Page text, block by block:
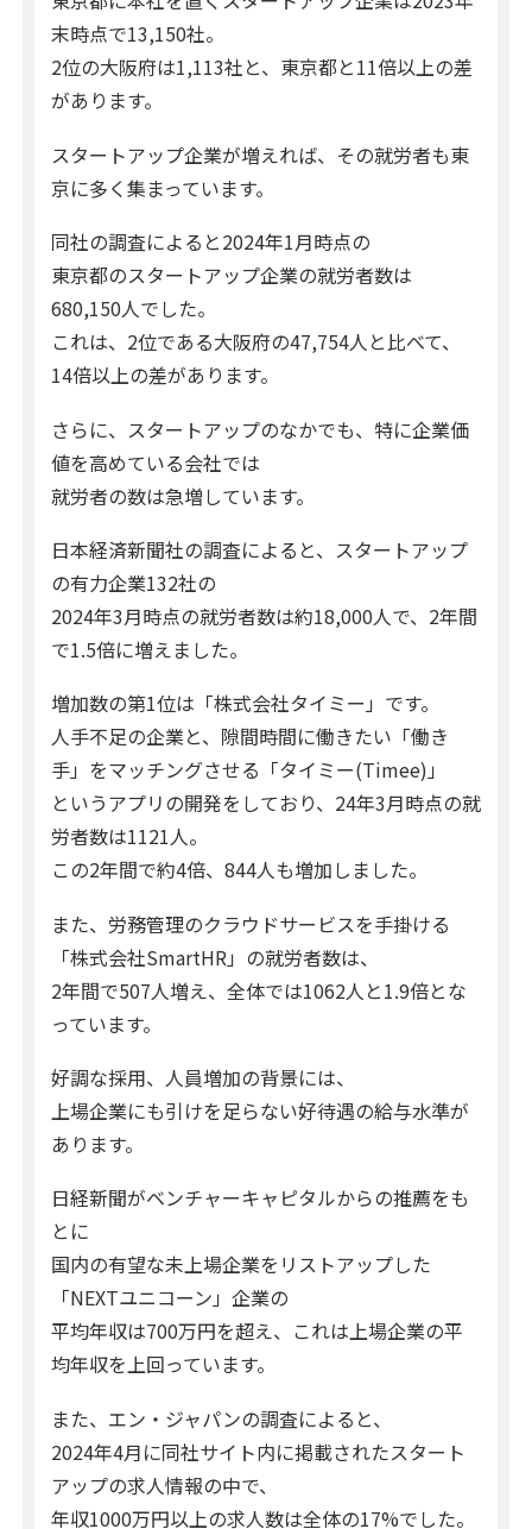
末時点で13,150社。
2位の大阪府は1,113社と、東京都と11倍以上の差
があります。
スタートアップ企業が増えれば、その就労者も東
京に多く集まっています。
同社の調査によると2024年1月時点の
東京都のスタートアップ企業の就労者数は
680,150人でした。
これは、2位である大阪府の47,754人と比べて、
14倍以上の差があります。
さらに、スタートアップのなかでも、特に企業価
値を高めている会社では
就労者の数は急増しています。
日本経済新聞社の調査によると、スタートアップ
の有力企業132社の
2024年3月時点の就労者数は約18,000人で、2年間
で1.5倍に増えました。
増加数の第1位は「株式会社タイミー」です。
人手不足の企業と、隙間時間に働きたい「働き
手」をマッチングさせる「タイミー(Timee)」
というアプリの開発をしており、24年3月時点の就
労者数は1121人。
この2年間で約4倍、844人も増加しました。
また、労務管理のクラウドサービスを手掛ける
「株式会社SmartHR」の就労者数は、
2年間で507人増え、全体では1062人と1.9倍とな
っています。
好調な採用、人員増加の背景には、
上場企業にも引けを足らない好待遇の給与水準が
あります。
日経新聞がベンチャーキャピタルからの推薦をも
とに
国内の有望な未上場企業をリストアップした
「NEXTユニコーン」企業の
平均年収は700万円を超え、これは上場企業の平
均年収を上回っています。
また、エン・ジャパンの調査によると、
2024年4月に同社サイト内に掲載されたスタート
アップの求人情報の中で、
年収1000万円以上の求人数は全体の17%でした。